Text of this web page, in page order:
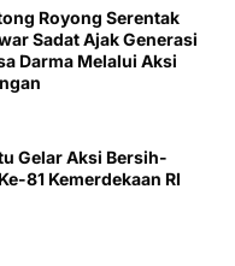
Royong Serentak
Sadat Ajak Generasi
Darma Melalui Aksi
Gelar Aksi Bersih-
81 Kemerdekaan RI